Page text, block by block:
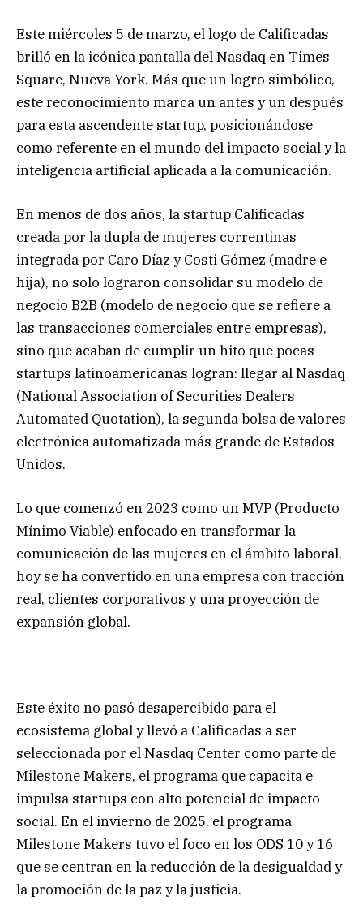
Este miércoles 5 de marzo, el logo de Calificadas
brilló en la icónica pantalla del Nasdaq en Times
Square, Nueva York. Más que un logro simbólico,
este reconocimiento marca un antes y un después
para esta ascendente startup, posicionándose
como referente en el mundo del impacto social y la
inteligencia artificial aplicada a la comunicación.
En menos de dos años, la startup Calificadas
creada por la dupla de mujeres correntinas
integrada por Caro Díaz y Costi Gómez (madre e
hija), no solo lograron consolidar su modelo de
negocio B2B (modelo de negocio que se refiere a
las transacciones comerciales entre empresas),
sino que acaban de cumplir un hito que pocas
startups latinoamericanas logran: llegar al Nasdaq
(National Association of Securities Dealers
Automated Quotation), la segunda bolsa de valores
electrónica automatizada más grande de Estados
Unidos.
Lo que comenzó en 2023 como un MVP (Producto
Mínimo Viable) enfocado en transformar la
comunicación de las mujeres en el ámbito laboral,
hoy se ha convertido en una empresa con tracción
real, clientes corporativos y una proyección de
expansión global.
Este éxito no pasó desapercibido para el
ecosistema global y llevó a Calificadas a ser
seleccionada por el Nasdaq Center como parte de
Milestone Makers, el programa que capacita e
impulsa startups con alto potencial de impacto
social. En el invierno de 2025, el programa
Milestone Makers tuvo el foco en los ODS 10 y 16
que se centran en la reducción de la desigualdad y
la promoción de la paz y la justicia.